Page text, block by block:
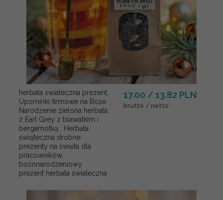
herbata swiateczna prezent,
Upominki firmowe na Boże
Narodzenie zielona herbata
z Earl Grey z blawatkim i
bergamotką , Herbata
świąteczna drobne
prezenty na święta dla
pracowników,
bożonarodzeniowy
prezent herbata świateczna
17.00 / 13.82 PLN
brutto / netto